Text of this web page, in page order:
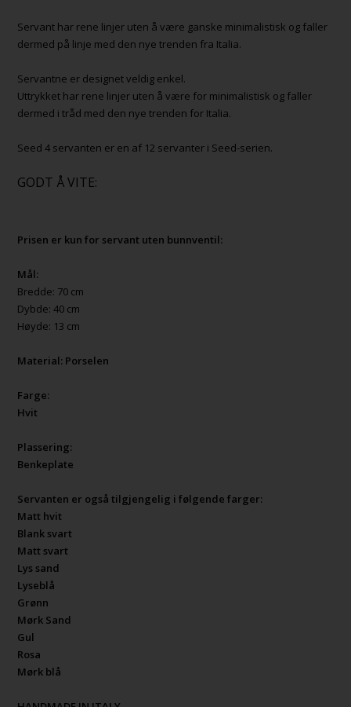
Servant har rene linjer uten å være ganske minimalistisk og faller
dermed på linje med den nye trenden fra Italia.
Servantne er designet veldig enkel.
Uttrykket har rene linjer uten å være for minimalistisk og faller
dermed i tråd med den nye trenden for Italia.
Seed 4 servanten er en af 12 servanter i Seed-serien.
GODT Å VITE:
Prisen er kun for servant uten bunnventil:
Mål:
Bredde: 70 cm
Dybde: 40 cm
Høyde: 13 cm
Material: Porselen
Farge:
Hvit
Plassering:
Benkeplate
Servanten er også tilgjengelig i følgende farger:
Matt hvit
Blank svart
Matt svart
Lys sand
Lyseblå
Grønn
Mørk Sand
Gul
Rosa
Mørk blå